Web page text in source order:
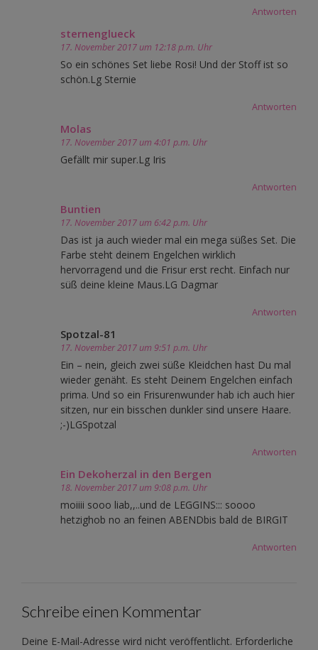
Antworten
sternenglueck
17. November 2017 um 12:18 p.m. Uhr
So ein schönes Set liebe Rosi! Und der Stoff ist so
schön.Lg Sternie
Antworten
Molas
17. November 2017 um 4:01 p.m. Uhr
Gefällt mir super.Lg Iris
Antworten
Buntien
17. November 2017 um 6:42 p.m. Uhr
Das ist ja auch wieder mal ein mega süßes Set. Die
Farbe steht deinem Engelchen wirklich
hervorragend und die Frisur erst recht. Einfach nur
süß deine kleine Maus.LG Dagmar
Antworten
Spotzal-81
17. November 2017 um 9:51 p.m. Uhr
Ein – nein, gleich zwei süße Kleidchen hast Du mal
wieder genäht. Es steht Deinem Engelchen einfach
prima. Und so ein Frisurenwunder hab ich auch hier
sitzen, nur ein bisschen dunkler sind unsere Haare.
;-)LGSpotzal
Antworten
Ein Dekoherzal in den Bergen
18. November 2017 um 9:08 p.m. Uhr
moiiii sooo liab,,..und de LEGGINS::: soooo
hetzighob no an feinen ABENDbis bald de BIRGIT
Antworten
Schreibe einen Kommentar
Deine E-Mail-Adresse wird nicht veröffentlicht. Erforderliche